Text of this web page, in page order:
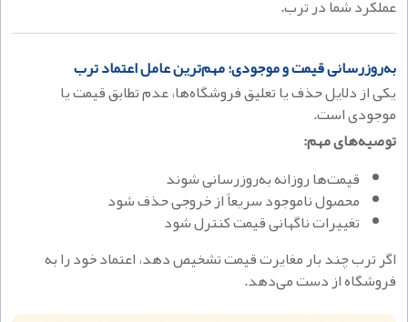
عملکرد شما در ترب.
به‌روزرسانی قیمت و موجودی؛ مهم‌ترین عامل اعتماد ترب
یکی از دلایل حذف یا تعلیق فروشگاه‌ها، عدم تطابق قیمت یا
موجودی است.
توصیه‌های مهم:
قیمت‌ها روزانه به‌روزرسانی شوند
محصول ناموجود سریعاً از خروجی حذف شود
تغییرات ناگهانی قیمت کنترل شود
اگر ترب چند بار مغایرت قیمت تشخیص دهد، اعتماد خود را به
فروشگاه از دست می‌دهد.